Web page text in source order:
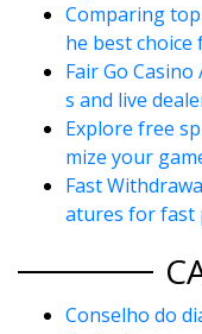
Comparing
he best
Fair Go
s and live
Explore free
mize your
Fast
atures for fast
Conselho do